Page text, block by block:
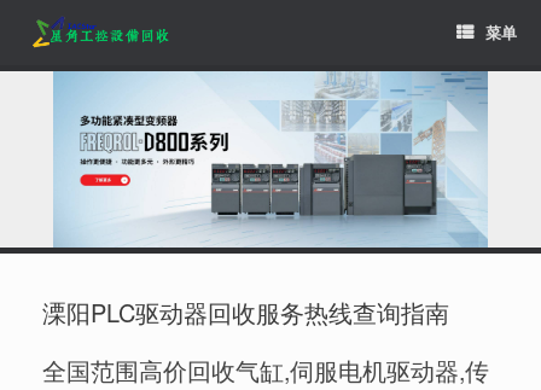
content
菜单
溧阳PLC驱动器回收服务热线查询指南
全国范围高价回收气缸,伺服电机驱动器,传